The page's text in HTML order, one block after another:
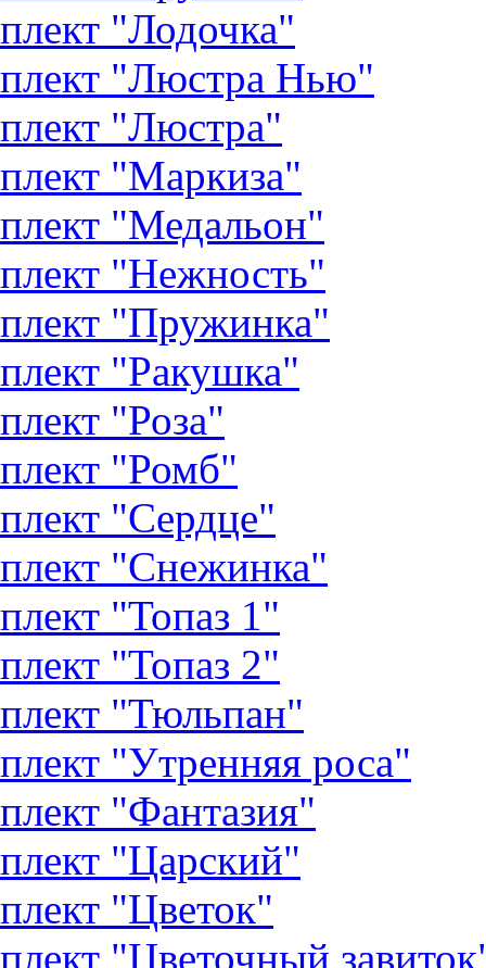
"Лодочка"
"Люстра Нью"
"Люстра"
"Маркиза"
"Медальон"
"Нежность"
"Пружинка"
"Ракушка"
"Роза"
"Ромб"
"Сердце"
"Снежинка"
"Топаз 1"
"Топаз 2"
"Тюльпан"
"Утренняя роса"
"Фантазия"
"Царский"
"Цветок"
"Цветочный